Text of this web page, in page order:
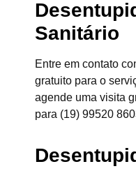
Sanitário
Entre em contato
gratuito para o
agende uma visita
para (19) 99520